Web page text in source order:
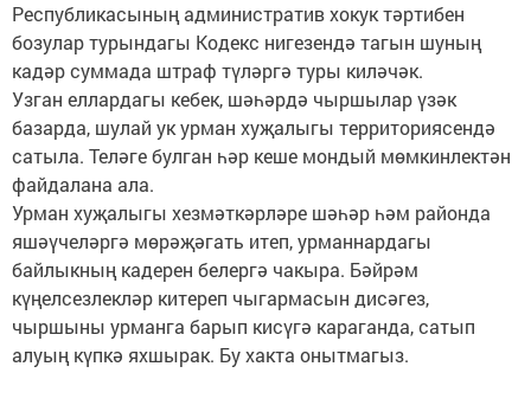
Республикасының административ хокук тәртибен
бозулар турындагы Кодекс нигезендә тагын шуның
кадәр суммада штраф түләргә туры киләчәк.
Узган еллардагы кебек, шәһәрдә чыршылар үзәк
базарда, шулай ук урман хуҗалыгы территориясендә
сатыла. Теләге булган һәр кеше мондый мөмкинлектән
файдалана ала.
Урман хуҗалыгы хезмәткәрләре шәһәр һәм районда
яшәүчеләргә мөрәҗәгать итеп, урманнардагы
байлыкның кадерен белергә чакыра. Бәйрәм
күңелсезлекләр китереп чыгармасын дисәгез,
чыршыны урманга барып кисүгә караганда, сатып
алуың күпкә яхшырак. Бу хакта онытмагыз.